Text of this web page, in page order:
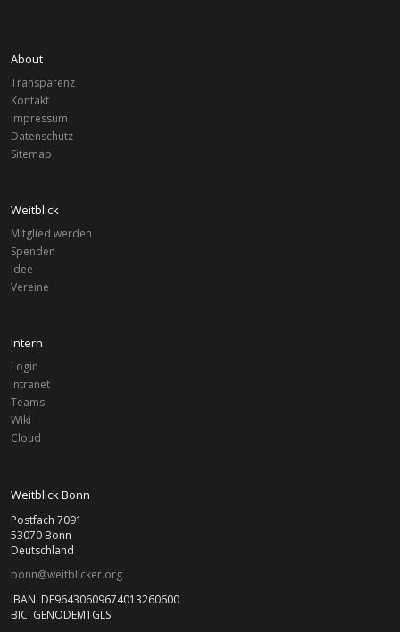
About
Transparenz
Kontakt
Impressum
Datenschutz
Sitemap
Weitblick
Mitglied werden
Spenden
Idee
Vereine
Intern
Login
Intranet
Teams
Wiki
Cloud
Weitblick Bonn
Postfach 7091
53070 Bonn
Deutschland
bonn@weitblicker.org
IBAN: DE96430609674013260600
BIC: GENODEM1GLS